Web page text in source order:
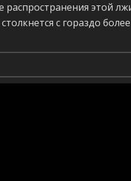
распространения этой
с гораздо более